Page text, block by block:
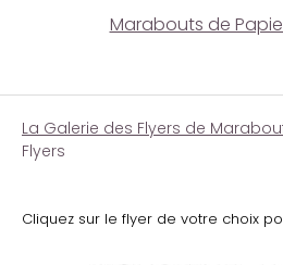
Marabouts de
La Galerie des Flyers de
Flyers
Cliquez sur le flyer de votre choix